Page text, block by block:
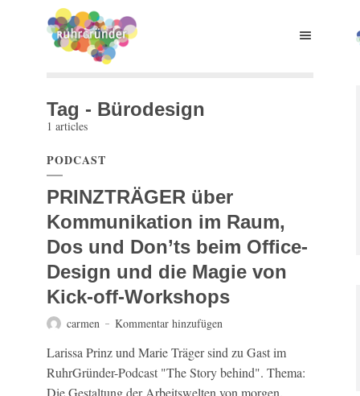
Tag - Bürodesign
1 articles
PODCAST
PRINZTRÄGER über
Kommunikation im Raum,
Dos und Don’ts beim Office-
Design und die Magie von
Kick-off-Workshops
carmen Kommentar hinzufügen
Larissa Prinz und Marie Träger sind zu Gast im
RuhrGründer-Podcast "The Story behind". Thema:
Die Gestaltung der Arbeitswelten von morgen.